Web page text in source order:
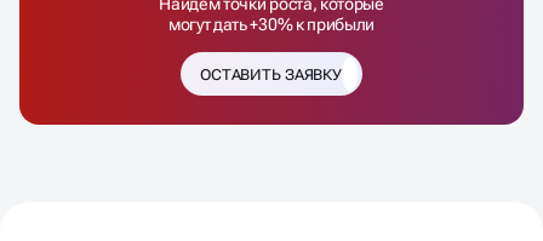
могут дать +30% к прибыли
ОСТАВИТЬ ЗАЯВКУ